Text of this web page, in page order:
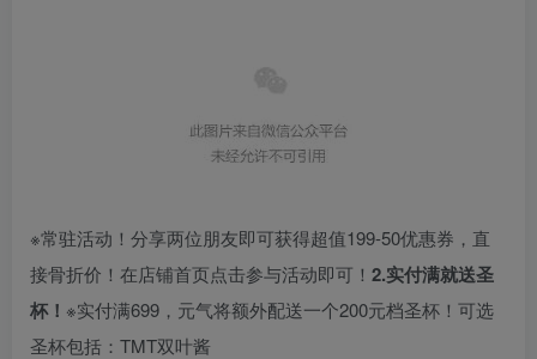
※常驻活动！分享两位朋友即可获得超值199-50优惠券，直
接骨折价！在店铺首页点击参与活动即可！ 2.实付满就送圣
杯！ ※实付满699，元气将额外配送一个200元档圣杯！可选
圣杯包括：TMT双叶酱